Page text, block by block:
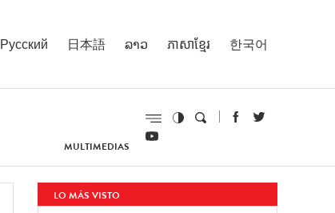
Русский 日本語 ລາວ ភាសាខ្មែរ 한국어
MULTIMEDIAS
LO MÁS VISTO